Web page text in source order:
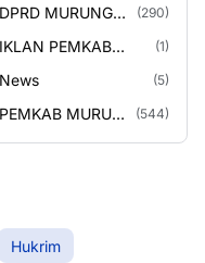
DPRD MURUNG
(290)
IKLAN PEMKAB
(1)
News (5)
PEMKAB MURUNG
(544)
Hukrim